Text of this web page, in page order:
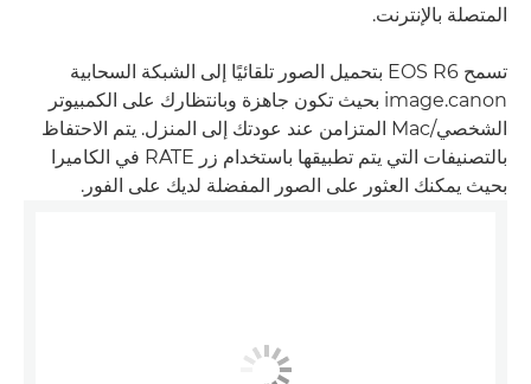
المتصلة بالإنترنت.
تسمح EOS R6 بتحميل الصور تلقائيًا إلى الشبكة السحابية
image.canon بحيث تكون جاهزة وبانتظارك على الكمبيوتر
الشخصي/Mac المتزامن عند عودتك إلى المنزل. يتم الاحتفاظ
بالتصنيفات التي يتم تطبيقها باستخدام زر RATE في الكاميرا
بحيث يمكنك العثور على الصور المفضلة لديك على الفور.